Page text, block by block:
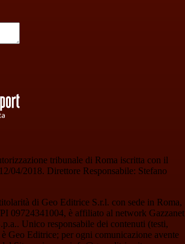
tribunale di Roma iscritta con il
04/2018. Direttore Responsabile: Stefano
di Geo Editrice S.r.l. con sede in Roma,
09724341004, è affiliato al network Gazzanet
Unico responsabile dei contenuti (testi,
Geo Editrice; per ogni comunicazione avente